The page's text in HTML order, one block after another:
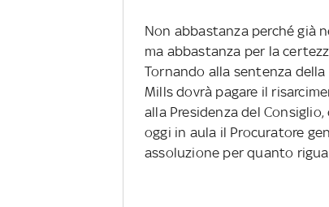
Non abbastanza perché già
ma abbastanza per la
Tornando alla sentenza
Mills dovrà pagare il
alla Presidenza del
oggi in aula il Procuratore
assoluzione per quanto